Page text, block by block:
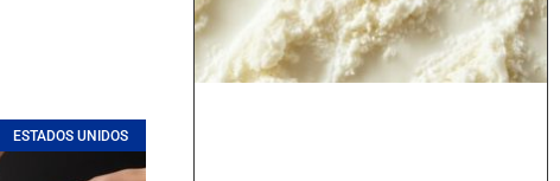
ESTADOS UNIDOS